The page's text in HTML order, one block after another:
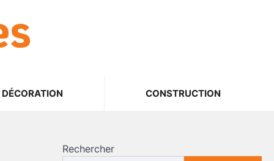
DÉCORATION CONSTRUCTION
Rechercher